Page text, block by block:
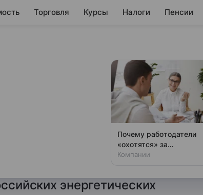
Торговля Курсы Налоги Пенсии
энергетических
Почему работодатели
«охотятся» за
вчерашними студентами
Компании